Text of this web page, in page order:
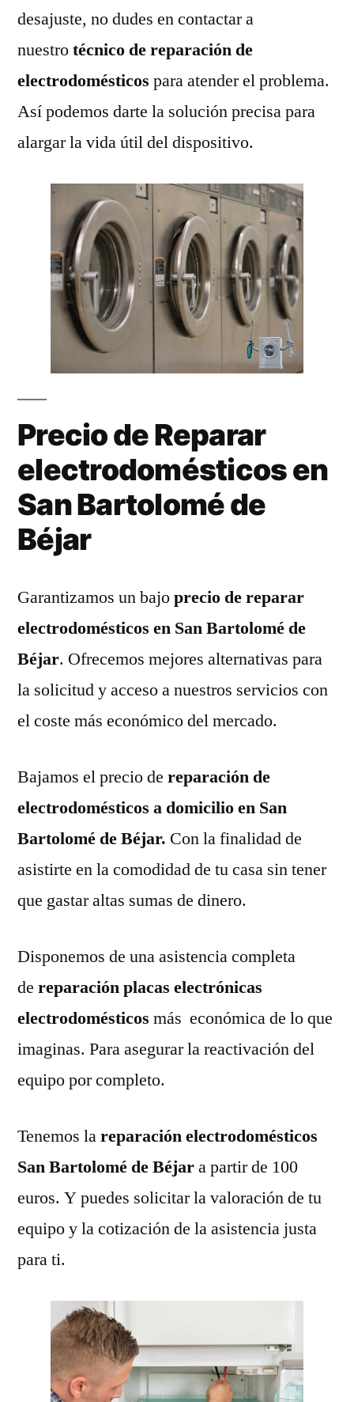
desajuste, no dudes en contactar a
nuestrotécnico de reparación de
electrodomésticos para atender el problema.
Así podemos darte la solución precisa para
alargar la vida útil del dispositivo.
Precio de Reparar
electrodomésticos en
San Bartolomé de
Béjar
Garantizamos un bajoprecio de reparar
electrodomésticos en San Bartolomé de
Béjar. Ofrecemos mejores alternativas para
la solicitud y acceso a nuestros servicios con
el coste más económico del mercado.
Bajamos el precio de reparación de
electrodomésticos a domicilio en San
Bartolomé de Béjar. Con la finalidad de
asistirte en la comodidad de tu casa sin tener
que gastar altas sumas de dinero.
Disponemos de una asistencia completa
de reparación placas electrónicas
electrodomésticos más económica de lo que
imaginas. Para asegurar la reactivación del
equipo por completo.
Tenemos lareparación electrodomésticos
San Bartolomé de Béjara partir de 100
euros. Y puedes solicitar la valoración de tu
equipo y la cotización de la asistencia justa
para ti.